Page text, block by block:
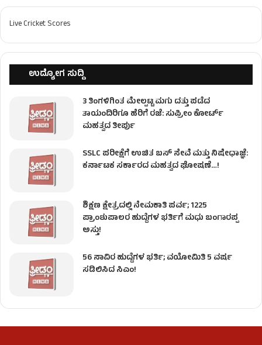
Live Cricket Scores
ಉದ್ಯೋಗ ಸುದ್ದಿ
3 ತಿಂಗಳಿಗಿಂತ ಮೇಲ್ಪಟ್ಟ ಮಗು ದತ್ತು ಪಡೆದ
ತಾಯಂದಿರಿಗೂ ಹೆರಿಗೆ ರಜೆ: ಸುಪ್ರೀಂ ಕೋರ್ಟ್
ಮಹತ್ವದ ತೀರ್ಪು
SSLC ಪರೀಕ್ಷೆಗೆ ಉಚಿತ ಬಸ್ ಸೇವೆ ಮತ್ತು ನಿಷೇಧಾಜ್ಞೆ:
ಕರ್ನಾಟಕ ಸರ್ಕಾರದ ಮಹತ್ವದ ಘೋಷಣೆ…!
ಶಿಕ್ಷಣ ಕ್ಷೇತ್ರದಲ್ಲಿ ನೇಮಕಾತಿ ಪರ್ವ; 1225
ಪ್ರಾಂಶುಪಾಲರ ಹುದ್ದೆಗಳ ಭರ್ತಿಗೆ ಮಧು ಬಂಗಾರಪ್ಪ
ಅಸ್ತು!
56 ಸಾವಿರ ಹುದ್ದೆಗಳ ಭರ್ತಿ; ವಯೋಮಿತಿ 5 ವರ್ಷ
ಸಡಿಲಿಸಿದ ಸಿಎಂ!